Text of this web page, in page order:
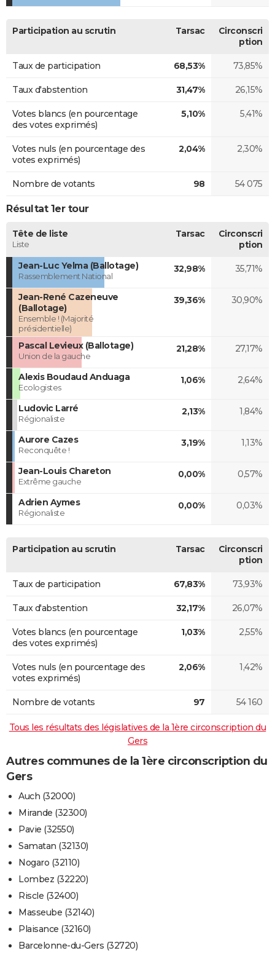
Participation au scrutin Tarsac
Circonscri
ption
Taux de participation 68,53% 73,85%
Taux d'abstention 31,47% 26,15%
Votes blancs (en pourcentage
des votes exprimés)
5,10% 5,41%
Votes nuls (en pourcentage des
votes exprimés)
2,04% 2,30%
Nombre de votants 98 54 075
Résultat 1er tour
Tête de liste
Liste
Tarsac
Circonscri
ption
Jean-Luc Yelma (Ballotage)
Rassemblement National
32,98% 35,71%
Jean-René Cazeneuve
(Ballotage)
Ensemble ! (Majorité
présidentielle)
39,36% 30,90%
Pascal Levieux (Ballotage)
Union de la gauche
21,28% 27,17%
Alexis Boudaud Anduaga
Ecologistes
1,06% 2,64%
Ludovic Larré
Régionaliste
2,13% 1,84%
Aurore Cazes
Reconquête !
3,19% 1,13%
Jean-Louis Chareton
Extrême gauche
0,00% 0,57%
Adrien Aymes
Régionaliste
0,00% 0,03%
Participation au scrutin Tarsac
Circonscri
ption
Taux de participation 67,83% 73,93%
Taux d'abstention 32,17% 26,07%
Votes blancs (en pourcentage
des votes exprimés)
1,03% 2,55%
Votes nuls (en pourcentage des
votes exprimés)
2,06% 1,42%
Nombre de votants 97 54 160
Tous les résultats des législatives de la 1ère circonscription du
Gers
Autres communes de la 1ère circonscription du
Gers
Auch (32000)
Mirande (32300)
Pavie (32550)
Samatan (32130)
Nogaro (32110)
Lombez (32220)
Riscle (32400)
Masseube (32140)
Plaisance (32160)
Barcelonne-du-Gers (32720)